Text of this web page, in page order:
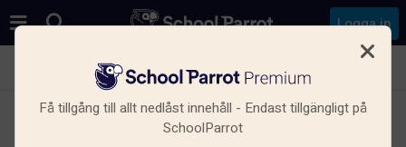
Logga in
Se alla skolor i Halmstad
Sturegymnasiet
Få tillgång till allt nedlåst innehåll - Endast tillgängligt på
SchoolParrot